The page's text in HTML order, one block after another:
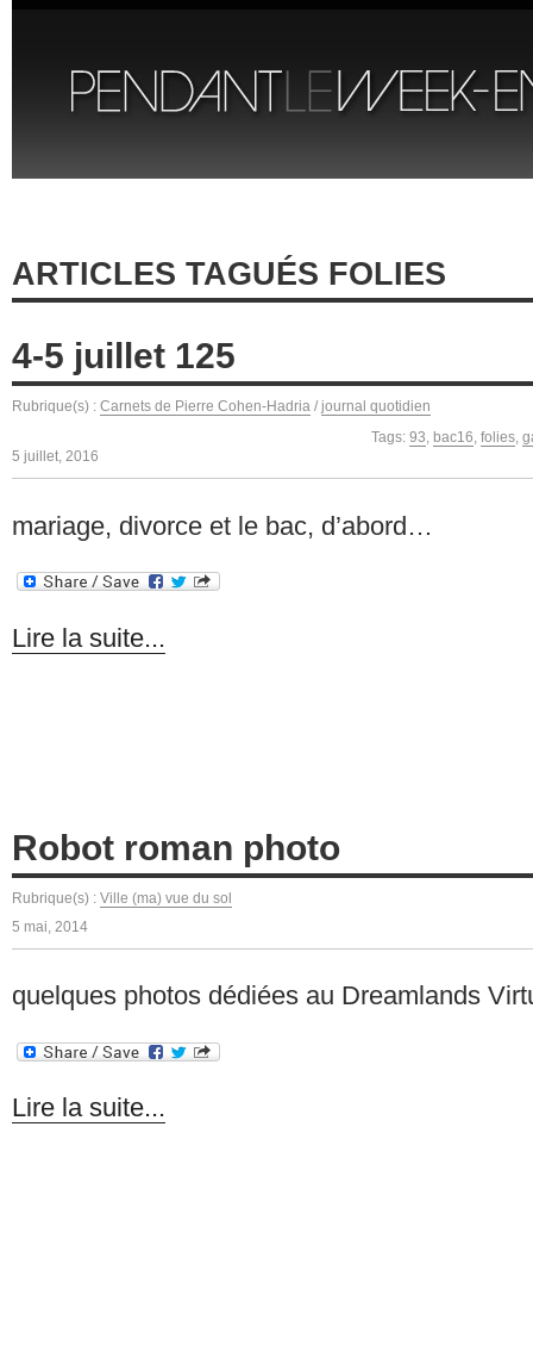
ARTICLES TAGUÉS FOLIES
4-5 juillet 125
Rubrique(s) : Carnets de Pierre Cohen-Hadria / journal quotidien
Tags: 93, bac16, folies,
5 juillet, 2016
mariage, divorce et le bac, d’abord…
Lire la suite...
Robot roman photo
Rubrique(s) : Ville (ma) vue du sol
5 mai, 2014
quelques photos dédiées au Dreamlands
Lire la suite...